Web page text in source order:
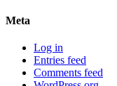
Meta
Log in
Entries feed
Comments feed